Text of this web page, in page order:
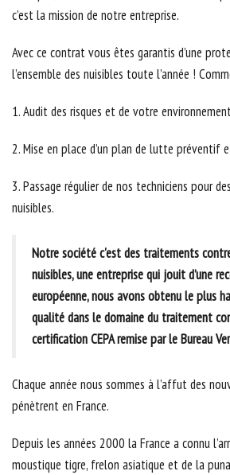
c’est la mission de notre entreprise.
Avec ce contrat vous êtes garantis d’une
l’ensemble des nuisibles toute l’année !
1. Audit des risques et de votre
2. Mise en place d’un plan de lutte préventif
3. Passage régulier de nos techniciens pour
nuisibles.
Notre société c'est des traitements
nuisibles, une entreprise qui jouit d’une
européenne, nous avons obtenu le plus
qualité dans le domaine du traitement
certification CEPA remise par le Bureau
Chaque année nous sommes à l’affut des
pénètrent en France.
Depuis les années 2000 la France a connu
moustique tigre, frelon asiatique et de la